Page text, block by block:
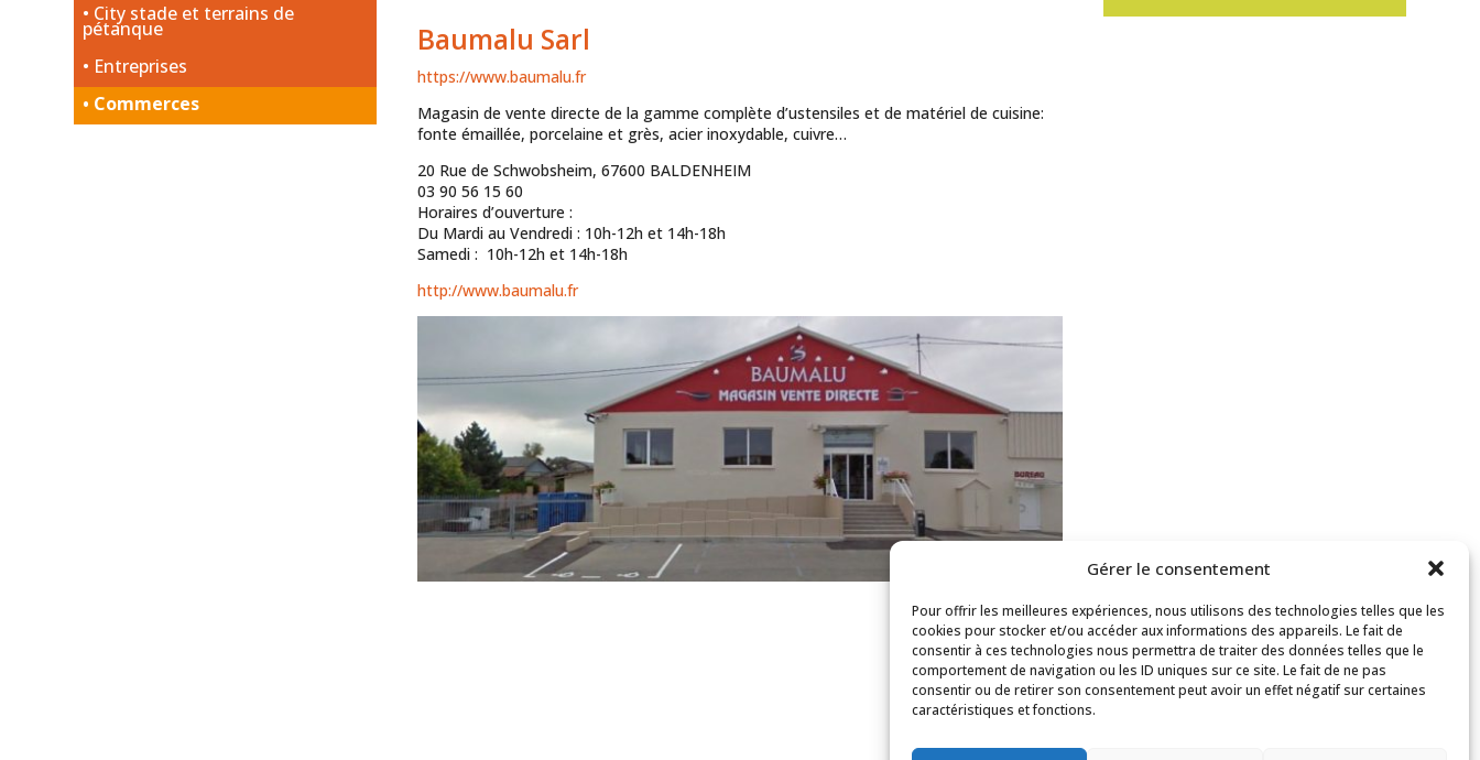
Gérer le consentement
Pour offrir les meilleures expériences, nous utilisons des technologies telles que les
cookies pour stocker et/ou accéder aux informations des appareils. Le fait de
consentir à ces technologies nous permettra de traiter des données telles que le
comportement de navigation ou les ID uniques sur ce site. Le fait de ne pas
consentir ou de retirer son consentement peut avoir un effet négatif sur certaines
caractéristiques et fonctions.
City stade et terrains de
pétanque
Entreprises
Commerces
Baumalu Sarl
https://www.baumalu.fr
Magasin de vente directe de la gamme complète d’ustensiles et de matériel de cuisine:
fonte émaillée, porcelaine et grès, acier inoxydable, cuivre…
20 Rue de Schwobsheim, 67600 BALDENHEIM
03 90 56 15 60
Horaires d’ouverture :
Du Mardi au Vendredi : 10h-12h et 14h-18h
Samedi : 10h-12h et 14h-18h
http://www.baumalu.fr